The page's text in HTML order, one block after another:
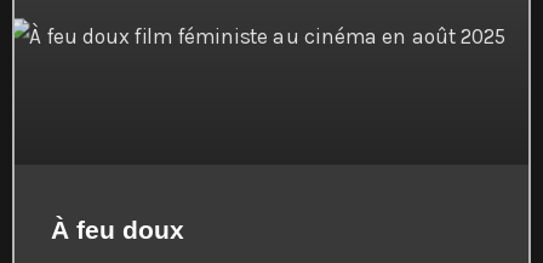
À feu doux